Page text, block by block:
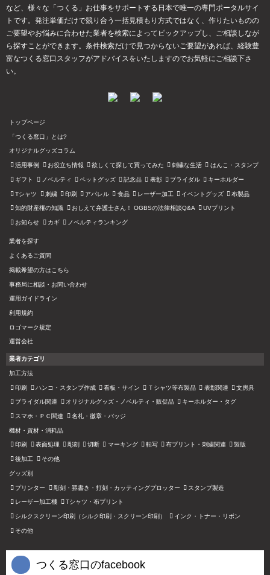
など、様々な「つくる」お仕事をサポートする日本で唯一の専門ポータルサイ
トです。発注単価だけで競り合う一括見積もり方式ではなく、作りたいものの
ご要望やお悩みに合わせた業者を検索によってピックアップし、ご相談しなが
ら探すことができます。条件検索だけで見つからないご要望があれば、経験豊
富なつくる窓口スタッフがアドバイスをいたしますのでお気軽にご相談下さ
い。
トップページ
「つくる窓口」とは?
オリジナルグッズコラム
活用事例 お役立ち情報 欲しくて探して買ってみた 刺繍な生活 はんこ・スタンプ
ギフト ノベルティ ペットグッズ 記念品 表彰 ブライダル キーホルダー
Tシャツ 刺繍 印刷 アパレル 食品 レーザー加工 イベントグッズ 布製品
知的財産権の知識 おしえて弁護士さん！ OGBSの法律相談Q&A UVプリント
お知らせ カギ ノベルティランキング
業者を探す
よくあるご質問
掲載希望の方はこちら
事務局に相談・お問い合わせ
運用ガイドライン
利用規約
ロゴマーク規定
運営会社
業者カテゴリ
加工方法
印刷 ハンコ・スタンプ作成 看板・サイン Ｔシャツ等布製品 表彰関連 文房具
ブライダル関連 オリジナルグッズ・ノベルティ・販促品 キーホルダー・タグ
スマホ・ＰＣ関連 名札・徽章・バッジ
機材・資材・消耗品
印刷 表面処理 彫刻 切断 マーキング 転写 布プリント・刺繍関連 製版
後加工 その他
グッズ別
プリンター 彫刻・罫書き・打刻・カッティングプロッター スタンプ製造
レーザー加工機 Tシャツ・布プリント
シルクスクリーン印刷（シルク印刷・スクリーン印刷） インク・トナー・リボン
その他
つくる窓口のfacebook